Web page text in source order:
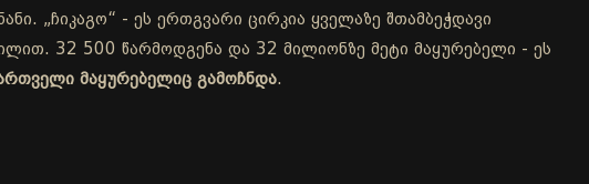
„ჩიკაგო“ - ეს ერთგვარი ცირკია ყველაზე შთამბეჭდავი
32 500 წარმოდგენა და 32 მილიონზე მეტი მაყურებელი - ეს
მაყურებელიც გამოჩნდა.